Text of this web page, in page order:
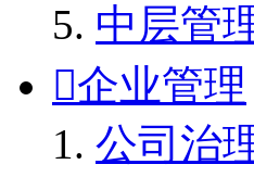
中层管
企业管理
公司治